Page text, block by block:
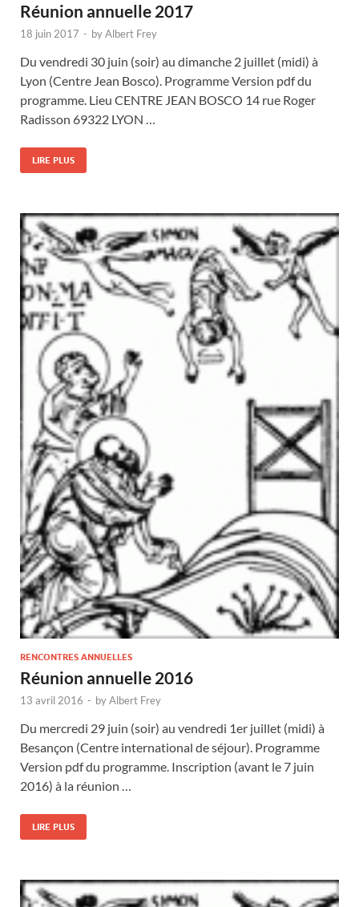
Réunion annuelle 2017
18 juin 2017 - byAlbert Frey
Du vendredi 30 juin (soir) au dimanche 2 juillet (midi) à
Lyon (Centre Jean Bosco). Programme Version pdf du
programme. Lieu CENTRE JEAN BOSCO 14 rue Roger
Radisson 69322 LYON …
LIRE PLUS
RENCONTRES ANNUELLES
Réunion annuelle 2016
13 avril 2016 - byAlbert Frey
Du mercredi 29 juin (soir) au vendredi 1er juillet (midi) à
Besançon (Centre international de séjour). Programme
Version pdf du programme. Inscription (avant le 7 juin
2016) à la réunion …
LIRE PLUS